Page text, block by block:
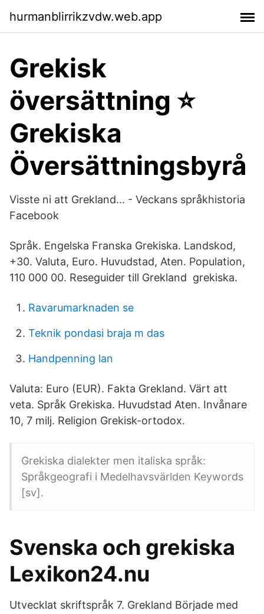
hurmanblirrikzvdw.web.app
Grekisk
översättning ⭐️
Grekiska
Översättningsbyrå
Visste ni att Grekland... - Veckans språkhistoria
Facebook
Språk. Engelska Franska Grekiska. Landskod,
+30. Valuta, Euro. Huvudstad, Aten. Population,
110 000 00. Reseguider till Grekland grekiska.
Ravarumarknaden se
Teknik pondasi braja m das
Handpenning lan
Valuta: Euro (EUR). Fakta Grekland. Värt att
veta. Språk Grekiska. Huvudstad Aten. Invånare
10, 7 milj. Religion Grekisk-ortodox.
Grekiska dialekter men italiska språk:
Språkgeografi i Medelhavsvärlden Keywords
[sv].
Svenska och grekiska
Lexikon24.nu
Utvecklat skriftspråk 7. Grekland Började med